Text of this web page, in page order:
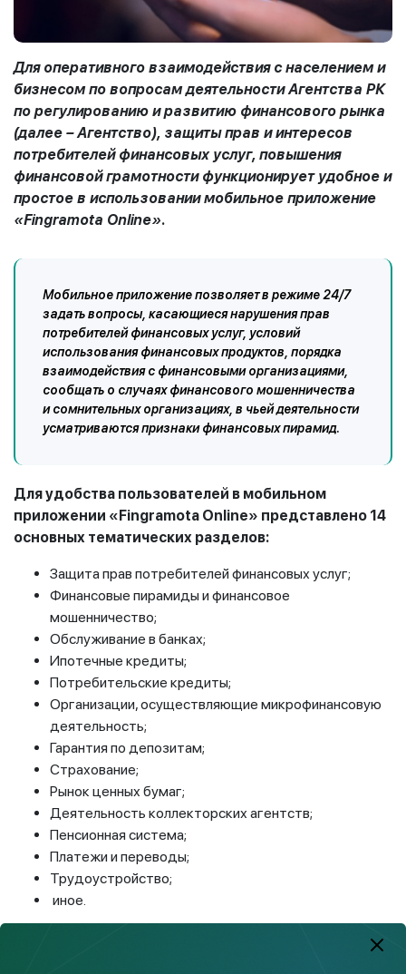
Для оперативного взаимодействия с населением и
бизнесом по вопросам деятельности Агентства РК
по регулированию и развитию финансового рынка
(далее – Агентство), защиты прав и интересов
потребителей финансовых услуг, повышения
финансовой грамотности функционирует удобное и
простое в использовании мобильное приложение
«Fingramota Online».
Мобильное приложение позволяет в режиме 24/7
задать вопросы, касающиеся нарушения прав
потребителей финансовых услуг, условий
использования финансовых продуктов, порядка
взаимодействия с финансовыми организациями,
сообщать о случаях финансового мошенничества
и сомнительных организациях, в чьей деятельности
усматриваются признаки финансовых пирамид.
Для удобства пользователей в мобильном
приложении «Fingramota Online» представлено 14
основных тематических разделов:
Защита прав потребителей финансовых услуг;
Финансовые пирамиды и финансовое
мошенничество;
Обслуживание в банках;
Ипотечные кредиты;
Потребительские кредиты;
Организации, осуществляющие микрофинансовую
деятельность;
Гарантия по депозитам;
Страхование;
Рынок ценных бумаг;
Деятельность коллекторских агентств;
Пенсионная система;
Платежи и переводы;
Трудоустройство;
иное.